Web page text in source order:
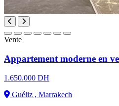
Vente
Appartement moderne en
1.650.000 DH
Guéliz , Marrakech